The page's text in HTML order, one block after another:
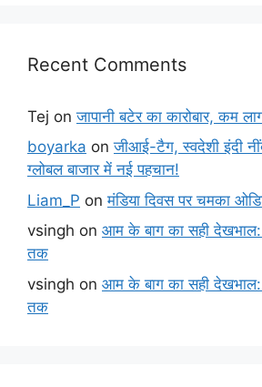
Recent Comments
Tej onजापानी बटेर का कारोबार, कम
boyarka onजीआई-टैग, स्वदेशी इंदी
ग्लोबल बाजार में नई पहचान!
Liam_P onमंडिया दिवस पर चमका
vsingh on आम के बाग का सही
तक
vsingh on आम के बाग का सही
तक